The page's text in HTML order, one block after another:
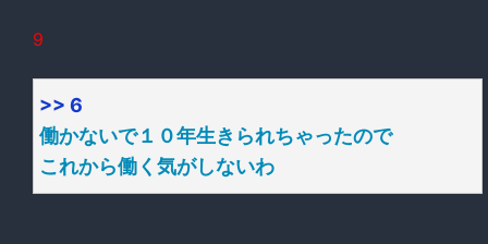
9
>> 6
働かないで１０年生きられちゃったので
これから働く気がしないわ